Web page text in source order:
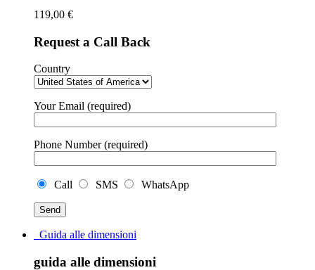
119,00 €
Request a Call Back
Country
Your Email (required)
Phone Number (required)
Call SMS WhatsApp
Guida alle dimensioni
guida alle dimensioni